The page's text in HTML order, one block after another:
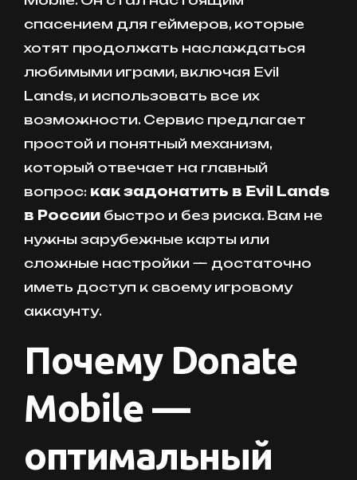
спасением для геймеров, которые
хотят продолжать наслаждаться
любимыми играми, включая Evil
Lands, и использовать все их
возможности. Сервис предлагает
простой и понятный механизм,
который отвечает на главный
вопрос: как задонатить в Evil Lands
в России быстро и без риска. Вам не
нужны зарубежные карты или
сложные настройки — достаточно
иметь доступ к своему игровому
аккаунту.
Почему Donate
Mobile —
оптимальный